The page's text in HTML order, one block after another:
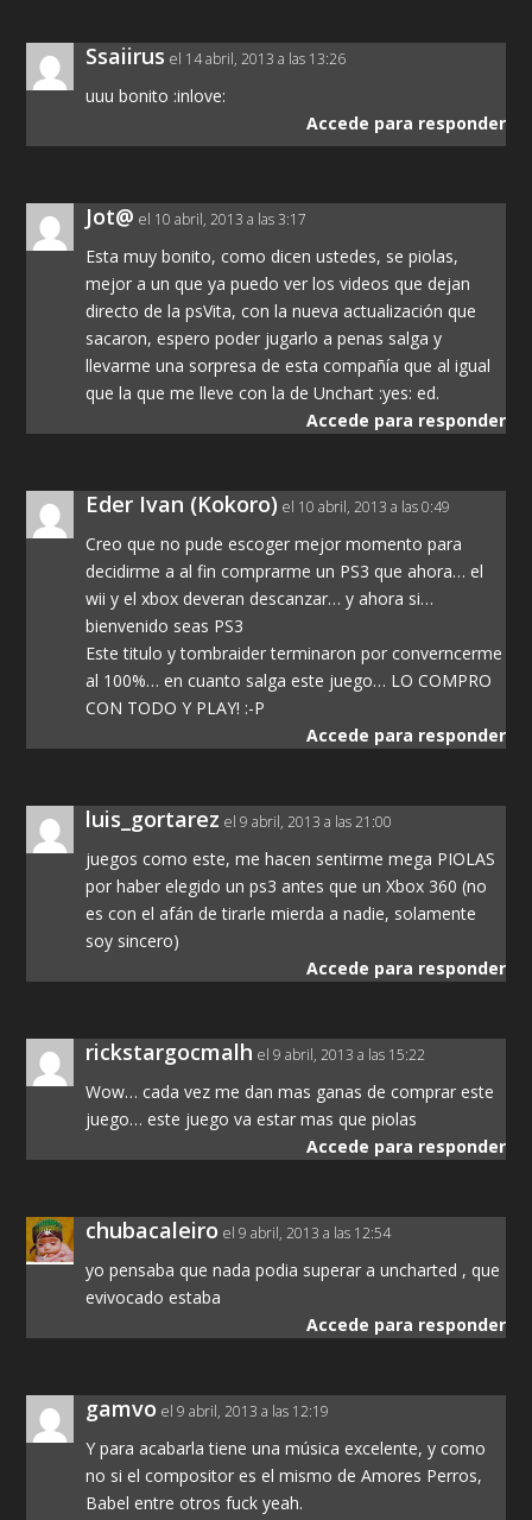
Ssaiirus el 14 abril, 2013 a las 13:26
uuu bonito :inlove:
Accede para responder
Jot@ el 10 abril, 2013 a las 3:17
Esta muy bonito, como dicen ustedes, se piolas,
mejor a un que ya puedo ver los videos que dejan
directo de la psVita, con la nueva actualización que
sacaron, espero poder jugarlo a penas salga y
llevarme una sorpresa de esta compañía que al igual
que la que me lleve con la de Unchart :yes: ed.
Accede para responder
Eder Ivan (Kokoro) el 10 abril, 2013 a las 0:49
Creo que no pude escoger mejor momento para
decidirme a al fin comprarme un PS3 que ahora… el
wii y el xbox deveran descanzar… y ahora si…
bienvenido seas PS3
Este titulo y tombraider terminaron por converncerme
al 100%… en cuanto salga este juego… LO COMPRO
CON TODO Y PLAY! :-P
Accede para responder
luis_gortarez el 9 abril, 2013 a las 21:00
juegos como este, me hacen sentirme mega PIOLAS
por haber elegido un ps3 antes que un Xbox 360 (no
es con el afán de tirarle mierda a nadie, solamente
soy sincero)
Accede para responder
rickstargocmalh el 9 abril, 2013 a las 15:22
Wow… cada vez me dan mas ganas de comprar este
juego… este juego va estar mas que piolas
Accede para responder
chubacaleiro el 9 abril, 2013 a las 12:54
yo pensaba que nada podia superar a uncharted , que
evivocado estaba
Accede para responder
gamvo el 9 abril, 2013 a las 12:19
Y para acabarla tiene una música excelente, y como
no si el compositor es el mismo de Amores Perros,
Babel entre otros fuck yeah.